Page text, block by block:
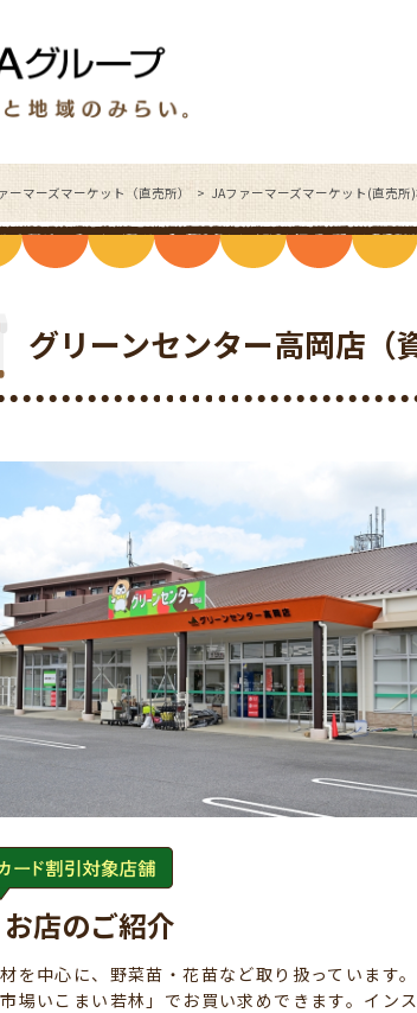
ーマーズマーケット（直売所） JAファーマーズマーケット(直売所
グリーンセンター高岡店（
お店のご紹介
を中心に、野菜苗・花苗など取り扱っています
市場いこまい若林」でお買い求めできます。イン